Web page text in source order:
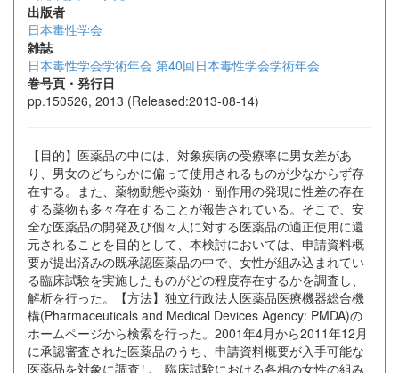
出版者
日本毒性学会
雑誌
日本毒性学会学術年会 第40回日本毒性学会学術年会
巻号頁・発行日
pp.150526, 2013 (Released:2013-08-14)
【目的】医薬品の中には、対象疾病の受療率に男女差があ
り、男女のどちらかに偏って使用されるものが少なからず存
在する。また、薬物動態や薬効・副作用の発現に性差の存在
する薬物も多々存在することが報告されている。そこで、安
全な医薬品の開発及び個々人に対する医薬品の適正使用に還
元されることを目的として、本検討においては、申請資料概
要が提出済みの既承認医薬品の中で、女性が組み込まれてい
る臨床試験を実施したものがどの程度存在するかを調査し、
解析を行った。【方法】独立行政法人医薬品医療機器総合機
構(Pharmaceuticals and Medical Devices Agency: PMDA)の
ホームページから検索を行った。2001年4月から2011年12月
に承認審査された医薬品のうち、申請資料概要が入手可能な
医薬品を対象に調査し、臨床試験における各相の女性の組み